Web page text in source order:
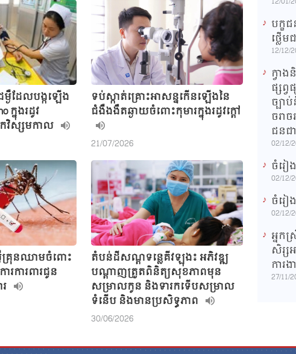
ជម្ងឺដែលបង្កឡើង
ក្នុងរដូវ
វិស្សមកាល
ទប់ស្កាត់គ្រោះអាសន្នកើនឡើងនៃ
ជំងឺងងឹតឆ្ងាយចំពោះកុមារក្នុងរដូវក្តៅ
21/07/2026
គ្រុនឈាមចំពោះ
រការពារជូន
តំបន់ដីសណ្តទន្លេគីវឡុង៖ អភិវឌ្ឍ
បណ្តាញត្រួតពិនិត្យសុខភាពមុន
សម្រាលកូន និងទារកទើបសម្រាល
ទំនើប និងមានប្រសិទ្ធភាព
30/06/2026
បក្ខ
ថ្លើ
12/12/
ក្វា
ផ្សព្
ច្បា
ចរា
ជនជ
02/12/
ចំរ
02/12/
ចំរៀ
02/12/
អ្នក
សិរ្ស
ការង
27/11/